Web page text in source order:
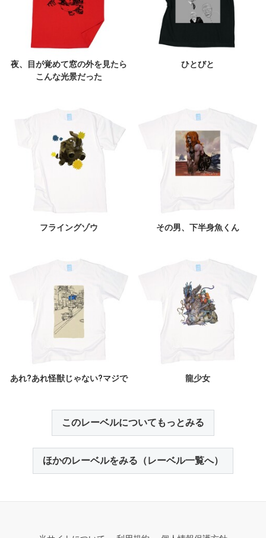
夜、目が覚めて窓の外を見たら
こんな光景だった
ひとびと
フライングゾウ その男、下半身魚くん
あれ?あれ怪獣じゃない?マジで 龍少女
このレーベルについてもっとみる
ほかのレーベルをみる（レーベル一覧へ）